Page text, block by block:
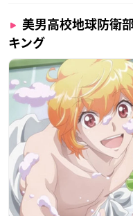
美男高校地球防衛
キング